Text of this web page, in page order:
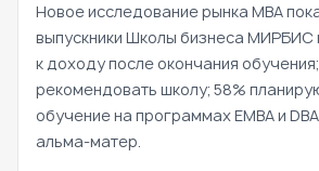
Новое исследование рынка MBA
выпускники Школы бизнеса МИРБИС
к доходу после окончания
рекомендовать школу; 58%
обучение на программах EMBA и
альма-матер.